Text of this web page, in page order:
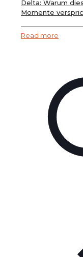
Delta: Warum
Momente
Read more